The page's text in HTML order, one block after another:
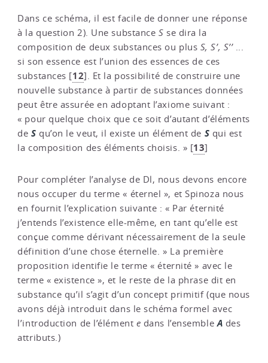
Dans ce schéma, il est facile de donner une réponse
à la question 2). Une substance S se dira la
composition de deux substances ou plus S, S’, S’’...
si son essence est l’union des essences de ces
substances [12] . Et la possibilité de construire une
nouvelle substance à partir de substances données
peut être assurée en adoptant l’axiome suivant :
« pour quelque choix que ce soit d’autant d’éléments
de S qu’on le veut, il existe un élément de S qui est
la composition des éléments choisis. » [13]
Pour compléter l’analyse de Dl, nous devons encore
nous occuper du terme « éternel », et Spinoza nous
en fournit l’explication suivante : « Par éternité
j’entends l’existence elle-même, en tant qu’elle est
conçue comme dérivant nécessairement de la seule
définition d’une chose éternelle. » La première
proposition identifie le terme « éternité » avec le
terme « existence », et le reste de la phrase dit en
substance qu’il s’agit d’un concept primitif (que nous
avons déjà introduit dans le schéma formel avec
l’introduction de l’élément e dans l’ensembleA des
attributs.)